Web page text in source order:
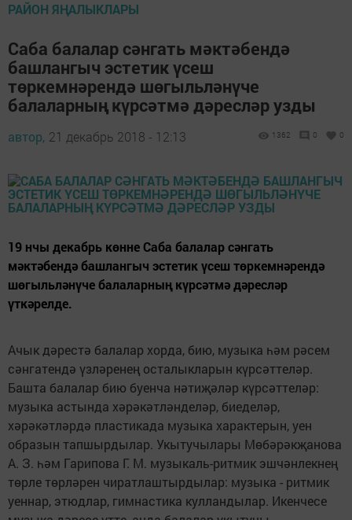
РАЙОН ЯҢАЛЫКЛАРЫ
Саба балалар сәнгать мәктәбендә
башлангыч эстетик үсеш
төркемнәрендә шөгыльләнүче
балаларның күрсәтмә дәресләр узды
автор, 21 декабрь 2018 - 12:13 1362 0 0
19 нчы декабрь көнне Саба балалар сәнгать
мәктәбендә башлангыч эстетик үсеш төркемнәрендә
шөгыльләнүче балаларның күрсәтмә дәресләр
үткәрелде.
Ачык дәрестә балалар хорда, бию, музыка һәм рәсем
сәнгатендә үзләренең осталыкларын күрсәттеләр.
Башта балалар бию буенча нәтиҗәләр күрсәттеләр:
музыка астында хәрәкәтләнделәр, биеделәр,
хәрәкәтләрдә пластикада музыка характерын, уен
образын тапшырдылар. Укытучылары Мөбәрәкҗанова
А. З. һәм Гарипова Г. М. музыкаль-ритмик эшчәнлекнең
төрле төрләрен чиратлаштырдылар: музыка - ритмик
уеннар, этюдлар, гимнастика кулландылар. Икенчесе